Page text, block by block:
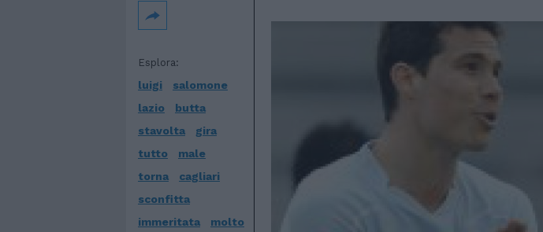
Esplora:
luigi
salomone
lazio
butta
stavolta
gira
tutto
male
torna
cagliari
sconfitta
immeritata
molto